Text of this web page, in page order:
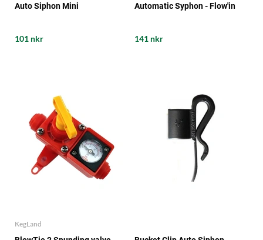
Auto Siphon Mini
101 nkr
Automatic Syphon - Flow'in
141 nkr
KegLand